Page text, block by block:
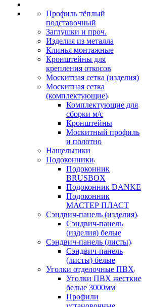
Профиль тёплый
подставочный
Заглушки и проч.
Изделия из металла
Клинья монтажные
Кронштейны для
крепления откосов
Москитная сетка (изделия)
Москитная сетка
(комплектующие)
Комплектующие для
сборки м/с
Кронштейны
Москитный профиль
и полотно
Нащельники
Подоконники
Подоконник
BRUSBOX
Подоконник DANKE
Подоконник
МАСТЕР ПЛАСТ
Сэндвич-панель (изделия)
Сэндвич-панель
(изделия) белые
Сэндвич-панель (листы)
Сэндвич-панель
(листы) белые
Уголки отделочные ПВХ
Уголки ПВХ жесткие
белые 3000мм
Профили